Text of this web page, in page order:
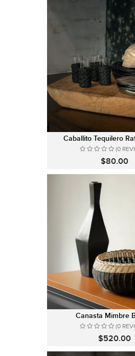
Caballito Tequilero
(0
$80.00
Canasta Mimbre
(0
$520.00